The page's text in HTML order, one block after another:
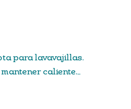
para lavavajillas.
caliente.